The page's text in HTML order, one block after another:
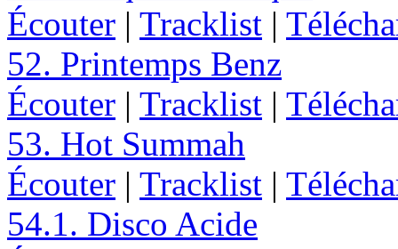
Écouter | Tracklist |
52. Printemps Benz
Écouter | Tracklist |
53. Hot Summah
Écouter | Tracklist |
54.1. Disco Acide